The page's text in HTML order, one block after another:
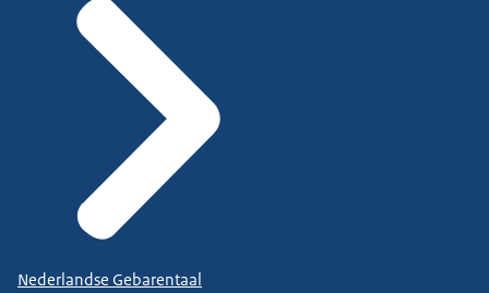
Nederlandse Gebarentaal